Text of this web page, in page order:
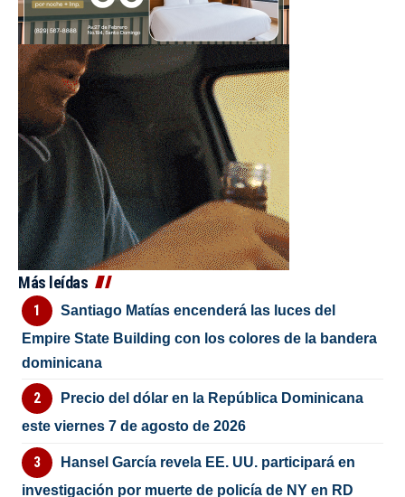
Más leídas
Santiago Matías encenderá las luces del
Empire State Building con los colores de la bandera
dominicana
Precio del dólar en la República Dominicana
este viernes 7 de agosto de 2026
Hansel García revela EE. UU. participará en
investigación por muerte de policía de NY en RD